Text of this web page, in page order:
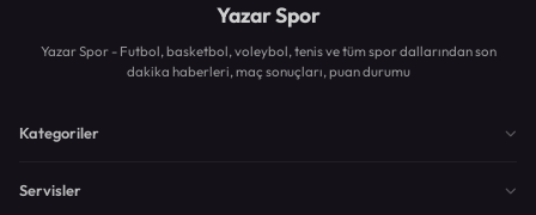
Yazar Spor
Yazar Spor - Futbol, basketbol, voleybol, tenis ve tüm spor dallarından son
dakika haberleri, maç sonuçları, puan durumu
Kategoriler
Servisler